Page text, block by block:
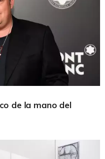
de la mano del